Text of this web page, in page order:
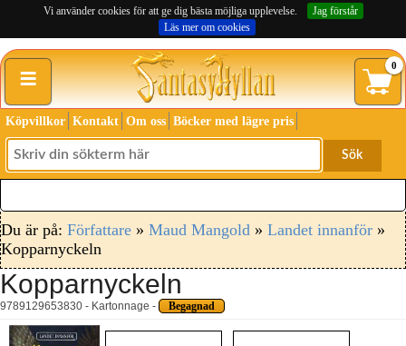
Vi använder cookies för att ge dig bästa möjliga upplevelse.
Jag förstår
Läs mer om cookies
≡ 0
Köpvillkor Kontakt Om oss Böcker med lägre pris
Sök
Du är på: Författare » Maud Mangold » Landet innanför »
Kopparnyckeln
Kopparnyckeln
9789129653830 - Kartonnage - Begagnad